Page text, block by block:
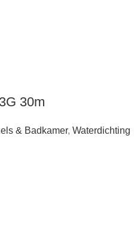
30m
& Badkamer, Waterdichting